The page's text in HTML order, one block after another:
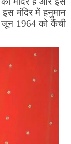
इस मंदिर में हनुमान
जून 1964को कैंची